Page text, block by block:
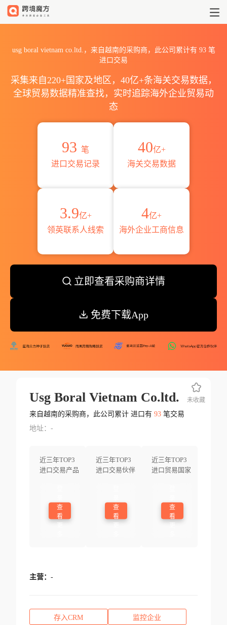
usg boral vietnam co.ltd.，来自越南的采购商，此公司累计有 93笔
进口交易
采集来自220+国家及地区，40亿+条海关交易数据，
全球贸易数据精准查找，实时追踪海外企业贸易动
态
93 笔
进口交易记录
40亿+
海关交易数据
3.9亿+
领英联系人线索
4亿+
海外企业工商信息
立即查看采购商详情
免费下载App
Usg Boral Vietnam Co.ltd.
来自越南的采购商，此公司累计 进口有 93笔交易
地址：-
近三年TOP3
进口交易产品
查
看
近三年TOP3
进口交易伙伴
查
看
近三年TOP3
进口贸易国家
查
看
未收藏
主营： -
存入CRM 监控企业